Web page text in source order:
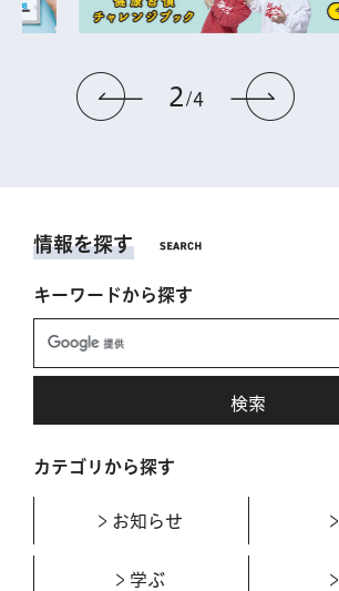
前のスライドを表示
2 4
情報を探す
キーワードから探す
カテゴリから探す
お知らせ
学ぶ